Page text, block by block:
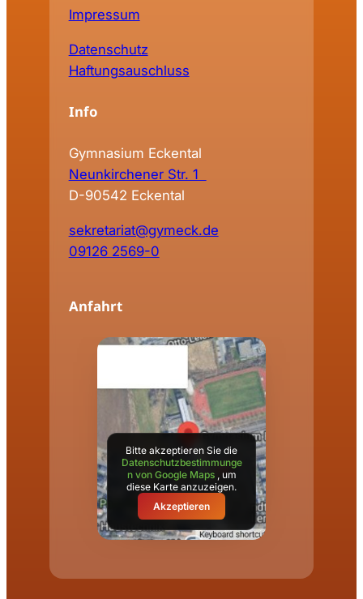
Impressum
Datenschutz
Haftungsauschluss
Info
Gymnasium Eckental
Neunkirchener Str. 1
D-90542 Eckental
sekretariat@gymeck.de
09126 2569-0
Anfahrt
Bitte akzeptieren Sie die
Datenschutzbestimmunge
n von Google Maps
, um
diese Karte anzuzeigen.
Akzeptieren